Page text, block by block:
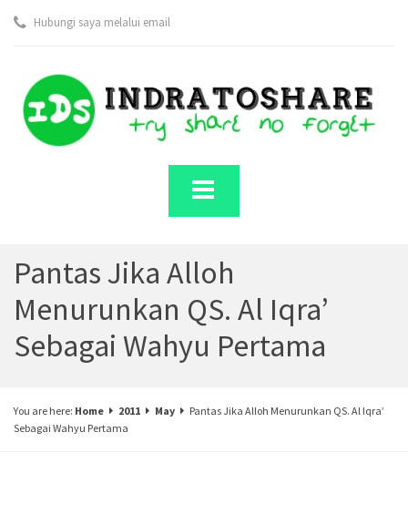
Hubungi saya melalui email
Pantas Jika Alloh
Menurunkan QS. Al Iqra’
Sebagai Wahyu Pertama
You are here: Home 2011 May
Pantas Jika Alloh Menurunkan QS. Al Iqra’
Sebagai Wahyu Pertama